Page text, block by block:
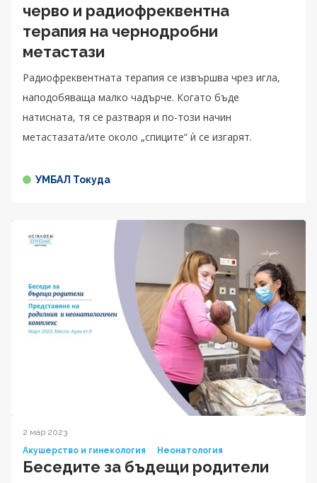
черво и радиофреквентна
терапия на чернодробни
метастази
Радиофреквентната терапия се извършва чрез игла,
наподобяваща малко чадърче. Когато бъде
натисната, тя се разтваря и по-този начин
метастазата/ите около „спиците“ ѝ се изгарят.
УМБАЛ Токуда
2 мар 2023
Акушерство и гинекология
Неонатология
Беседите за бъдещи родители